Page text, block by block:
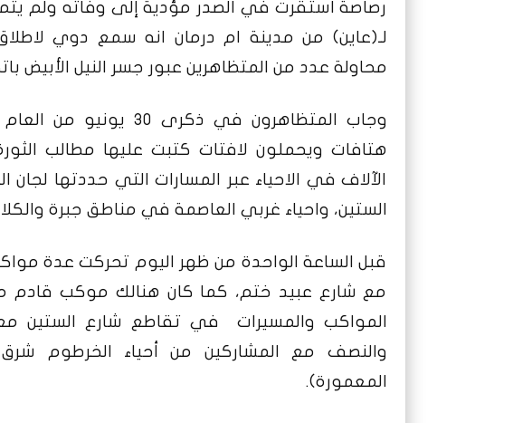
رصاصة استقرت في الصدر مؤديةً إلى وفاته ولم
لـ(عاين) من مدينة ام درمان انه سمع دوي
محاولة عدد من المتظاهرين عبور جسر النيل الأبيض
وجاب المتظاهرون في
هتافات ويحملون لافتات كتبت عليها مطالب
الآلاف في الاحياء عبر المسارات التي حددتها
الستين، واحياء غربي العاصمة في مناطق جبرة
قبل الساعة الواحدة من ظهر اليوم تحركت عدة
مع شارع عبيد ختم، كما كان هنالك موكب قادم
المواكب والمسيرات في تقاطع شارع الستين مع
والنصف مع المشاركين من أحياء الخرطوم
المعمورة).